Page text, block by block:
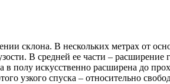
склона. В нескольких метрах от
В средней ее части –
полу искусственно расширена до
узкого спуска – относительно